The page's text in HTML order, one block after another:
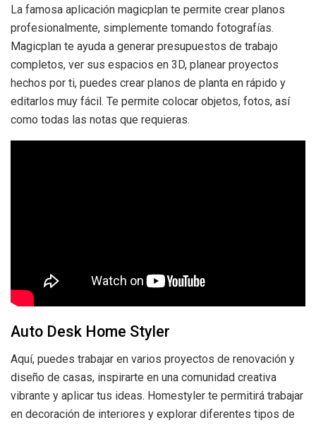
La famosa aplicación magicplan te permite crear planos
profesionalmente, simplemente tomando fotografías.
Magicplan te ayuda a generar presupuestos de trabajo
completos, ver sus espacios en 3D, planear proyectos
hechos por ti, puedes crear planos de planta en rápido y
editarlos muy fácil. Te permite colocar objetos, fotos, así
como todas las notas que requieras.
Auto Desk Home Styler
Aquí, puedes trabajar en varios proyectos de renovación y
diseño de casas, inspirarte en una comunidad creativa
vibrante y aplicar tus ideas. Homestyler te permitirá trabajar
en decoración de interiores y explorar diferentes tipos de